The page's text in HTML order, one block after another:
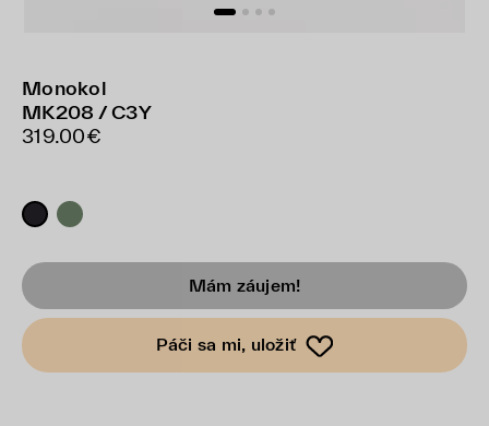
Monokol
MK208 / C3Y
319.00€
Mám záujem!
Páči sa mi, uložiť